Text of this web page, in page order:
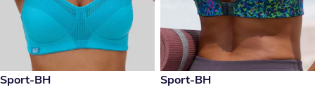
€ 29,99
Sport-BH € 49,99
Sport-BH